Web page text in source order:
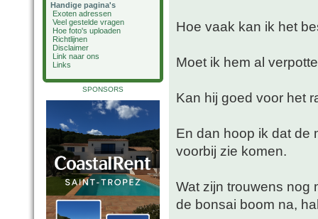
Handige pagina's
Exoten adressen
Veel gestelde vragen
Hoe foto's uploaden
Richtlijnen
Disclaimer
Link naar ons
Links
SPONSORS
Hoe vaak kan ik het
Moet ik hem al
Kan hij goed voor het
En dan hoop ik dat de
voorbij zie komen.
Wat zijn trouwens nog
de bonsai boom na,